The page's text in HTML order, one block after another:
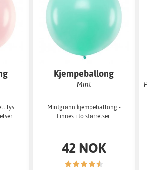
lys
Kjempeballong
ensfarget
Mint
Mintgrønn kjempeballong -
Finnes i to størrelser.
42 NOK